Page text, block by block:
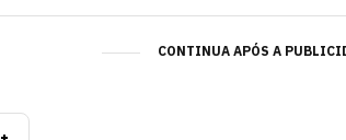
CONTINUA APÓS A